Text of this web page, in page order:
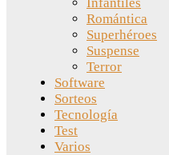
Romántica
Superhéroes
Suspense
Terror
Software
Sorteos
Tecnología
Test
Varios